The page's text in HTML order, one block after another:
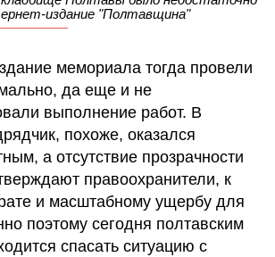
издание "Полтавщина"
мемориала тогда провели
да еще и не
выполнение работ. В
похоже, оказался
а отсутствие прозрачности
правоохранители, к
и масштабному ущербу для
поэтому сегодня полтавским
спасать ситуацию с